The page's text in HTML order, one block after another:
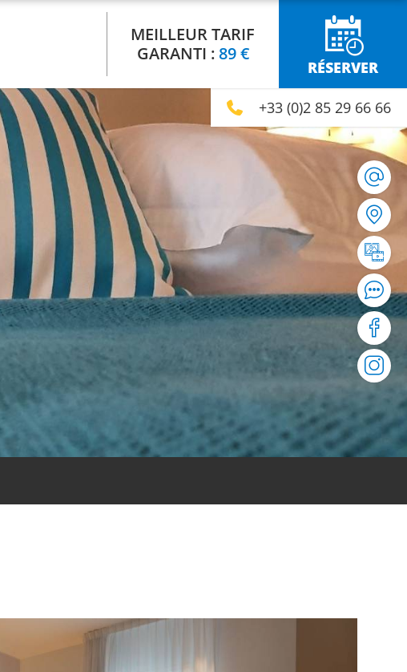
MEILLEUR TARIF
GARANTI : 89 €
RÉSERVER
+33 (0)2 85 29 66 66